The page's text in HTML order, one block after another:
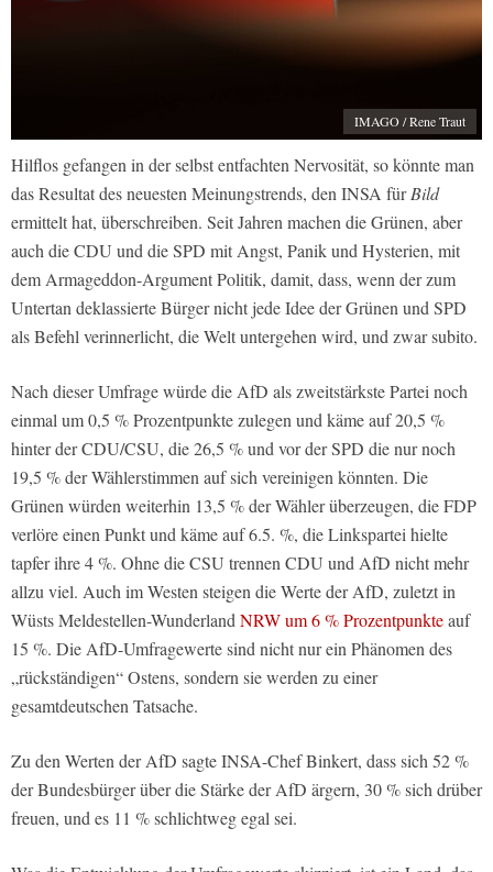
IMAGO / Rene Traut
Hilflos gefangen in der selbst entfachten Nervosität, so könnte man
das Resultat des neuesten Meinungstrends, den INSA fürBild
ermittelt hat, überschreiben. Seit Jahren machen die Grünen, aber
auch die CDU und die SPD mit Angst, Panik und Hysterien, mit
dem Armageddon-Argument Politik, damit, dass, wenn der zum
Untertan deklassierte Bürger nicht jede Idee der Grünen und SPD
als Befehl verinnerlicht, die Welt untergehen wird, und zwar subito.
Nach dieser Umfrage würde die AfD als zweitstärkste Partei noch
einmal um 0,5 % Prozentpunkte zulegen und käme auf 20,5 %
hinter der CDU/CSU, die 26,5 % und vor der SPD die nur noch
19,5 % der Wählerstimmen auf sich vereinigen könnten. Die
Grünen würden weiterhin 13,5 % der Wähler überzeugen, die FDP
verlöre einen Punkt und käme auf 6.5. %, die Linkspartei hielte
tapfer ihre 4 %. Ohne die CSU trennen CDU und AfD nicht mehr
allzu viel. Auch im Westen steigen die Werte der AfD, zuletzt in
Wüsts Meldestellen-WunderlandNRW um 6 % Prozentpunkteauf
15 %. Die AfD-Umfragewerte sind nicht nur ein Phänomen des
„rückständigen“ Ostens, sondern sie werden zu einer
gesamtdeutschen Tatsache.
Zu den Werten der AfD sagte INSA-Chef Binkert, dass sich 52 %
der Bundesbürger über die Stärke der AfD ärgern, 30 % sich drüber
freuen, und es 11 % schlichtweg egal sei.